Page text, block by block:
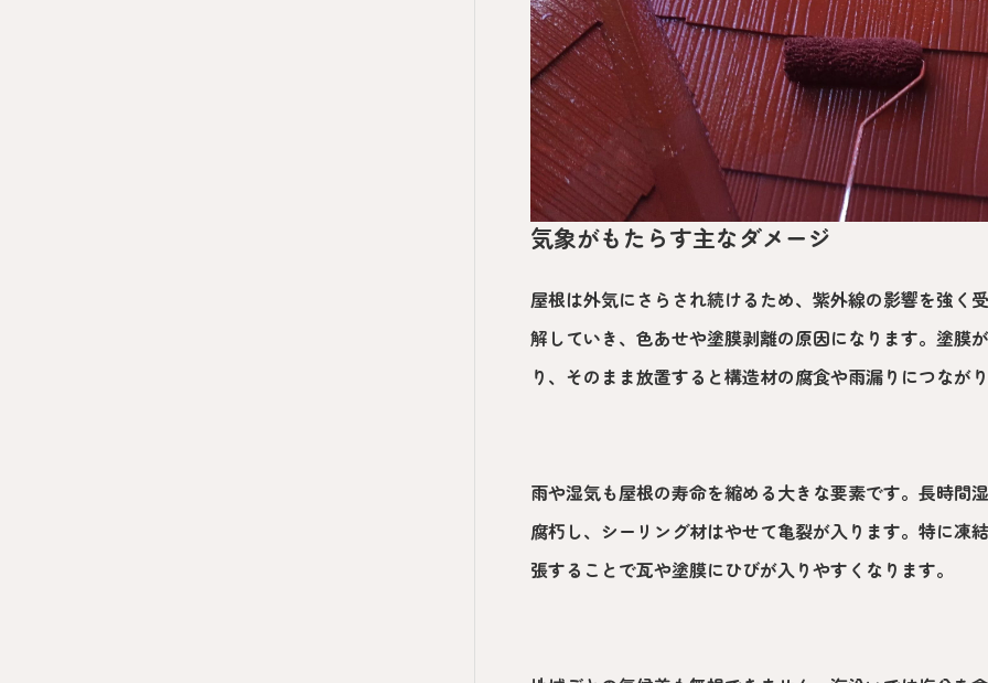
気象がもたらす主なダメージ
屋根は外気にさらされ続けるため、紫外線の影響を強く
解していき、色あせや塗膜剥離の原因になります。塗膜
り、そのまま放置すると構造材の腐食や雨漏りにつなが
雨や湿気も屋根の寿命を縮める大きな要素です。長時間
腐朽し、シーリング材はやせて亀裂が入ります。特に凍
張することで瓦や塗膜にひびが入りやすくなります。